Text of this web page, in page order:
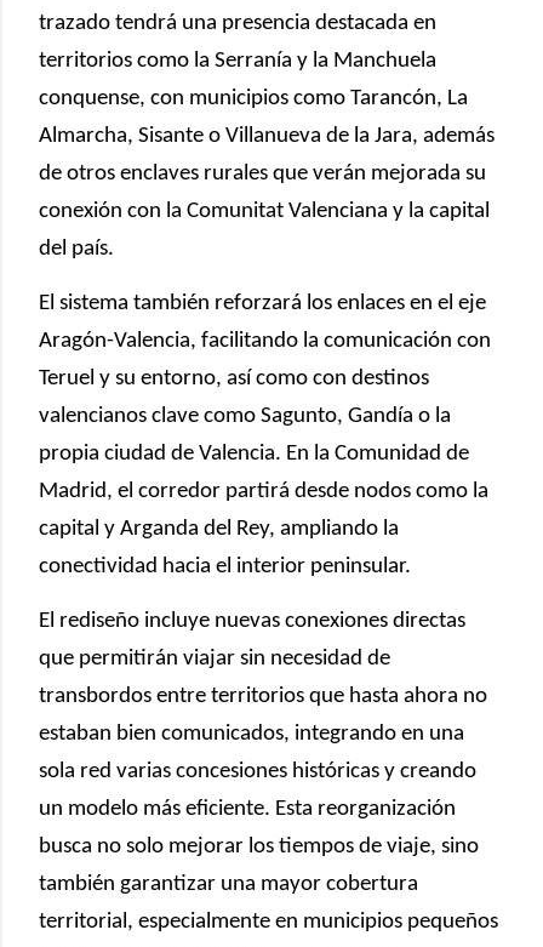
trazado tendrá una presencia destacada en
territorios como la Serranía y la Manchuela
conquense, con municipios como Tarancón, La
Almarcha, Sisante o Villanueva de la Jara, además
de otros enclaves rurales que verán mejorada su
conexión con la Comunitat Valenciana y la capital
del país.
El sistema también reforzará los enlaces en el eje
Aragón-Valencia, facilitando la comunicación con
Teruel y su entorno, así como con destinos
valencianos clave como Sagunto, Gandía o la
propia ciudad de Valencia. En la Comunidad de
Madrid, el corredor partirá desde nodos como la
capital y Arganda del Rey, ampliando la
conectividad hacia el interior peninsular.
El rediseño incluye nuevas conexiones directas
que permitirán viajar sin necesidad de
transbordos entre territorios que hasta ahora no
estaban bien comunicados, integrando en una
sola red varias concesiones históricas y creando
un modelo más eficiente. Esta reorganización
busca no solo mejorar los tiempos de viaje, sino
también garantizar una mayor cobertura
territorial, especialmente en municipios pequeños